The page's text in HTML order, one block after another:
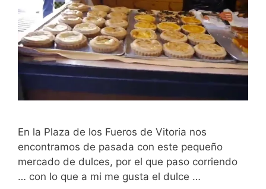
En la Plaza de los Fueros de Vitoria nos
encontramos de pasada con este pequeño
mercado de dulces, por el que paso corriendo
… con lo que a mi me gusta el dulce …